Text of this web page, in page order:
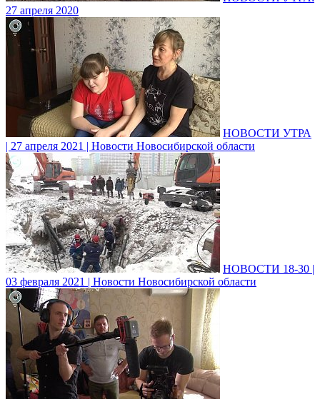
27 апреля 2020
НОВОСТИ УТРА
| 27 апреля 2021 | Новости Новосибирской области
НОВОСТИ 18-30 |
03 февраля 2021 | Новости Новосибирской области